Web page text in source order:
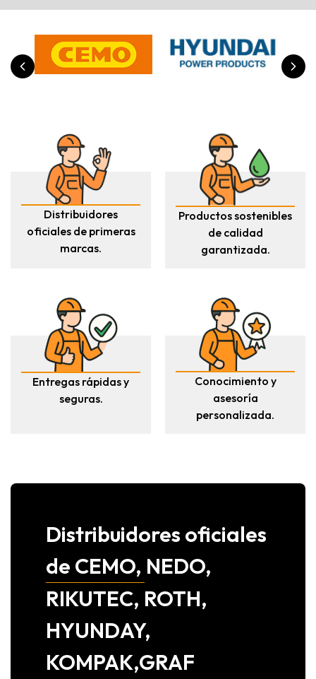
Distribuidores
oficiales de primeras
marcas.
Productos sostenibles
de calidad
garantizada.
Entregas rápidas y
seguras.
Conocimiento y
asesoría
personalizada.
Distribuidores oficiales
de CEMO, NEDO,
RIKUTEC, ROTH,
HYUNDAY,
KOMPAK,GRAF